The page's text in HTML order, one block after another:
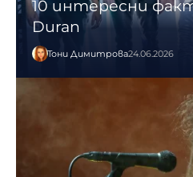
10 интересни
Duran
Тони Димитрова24.06.2026